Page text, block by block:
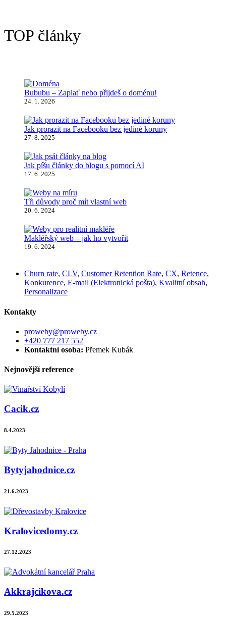
TOP články
Bububu – Zaplať nebo přijdeš o doménu!
24. 1. 2026
Jak prorazit na Facebooku bez jediné koruny
27. 8. 2025
Jak píšu články do blogu s pomocí AI
17. 6. 2025
Tři důvody proč mít vlastní web
20. 6. 2024
Makléřský web – jak ho vytvořit
19. 6. 2024
Churn rate, CLV, Customer Retention Rate, CX, Retence,
Konkurence, E-mail (Elektronická pošta), Kvalitní obsah,
Personalizace
Kontakty
proweby@proweby.cz
+420 777 217 552
Kontaktní osoba: Přemek Kubák
Nejnovější reference
Cacik.cz
8.4.2023
Bytyjahodnice.cz
21.6.2023
Kralovicedomy.cz
27.12.2023
Akkrajcikova.cz
29.5.2023